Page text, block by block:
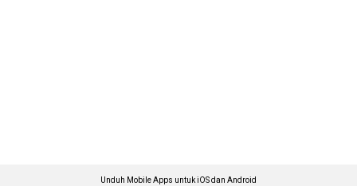
Unduh Mobile Apps untuk iOS dan Android